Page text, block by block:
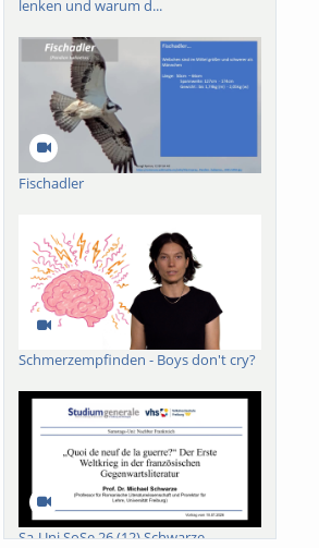
lenken und warum d...
Fischadler
Schmerzempfinden - Boys don't cry?
Sa-Uni SoSe 26 (12) Schwarze